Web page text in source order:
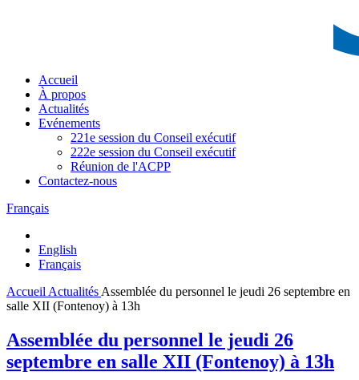
Accueil
À propos
Actualités
Evénements
221e session du Conseil exécutif
222e session du Conseil exécutif
Réunion de l'ACPP
Contactez-nous
Français
English
Français
Accueil Actualités Assemblée du personnel le jeudi 26 septembre en
salle XII (Fontenoy) à 13h
Assemblée du personnel le jeudi 26
septembre en salle XII (Fontenoy) à 13h